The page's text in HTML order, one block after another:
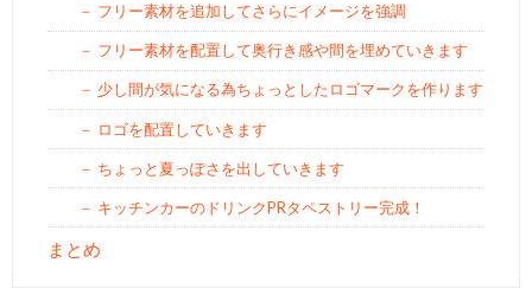
フリー素材を追加してさらにイメージを強調
フリー素材を配置して奥行き感や間を埋めていきます
少し間が気になる為ちょっとしたロゴマークを作ります
ロゴを配置していきます
ちょっと夏っぽさを出していきます
キッチンカーのドリンクPRタペストリー完成！
まとめ